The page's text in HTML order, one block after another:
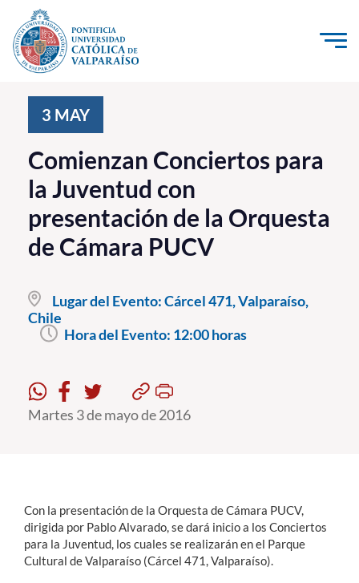
Click acá para ir directamente al contenido
Investigación, Creación e Innovación
PUCV Internacional
Vinculación con el Medio
Admisión
Pregrado
Postgrado
Estudiantes
English
3 MAY
Comienzan Conciertos para
la Juventud con
presentación de la Orquesta
de Cámara PUCV
Lugar del Evento:Cárcel 471, Valparaíso,
Chile
Hora del Evento: 12:00 horas
Martes 3 de mayo de 2016
Con la presentación de la Orquesta de Cámara PUCV,
dirigida por Pablo Alvarado, se dará inicio a los Conciertos
para la Juventud, los cuales se realizarán en el Parque
Cultural de Valparaíso (Cárcel 471, Valparaíso).